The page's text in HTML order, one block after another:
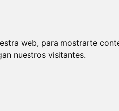
web, para mostrarte
nuestros visitantes.